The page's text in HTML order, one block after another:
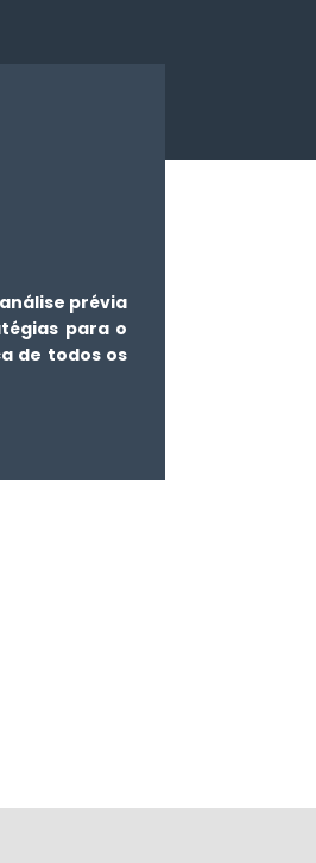
prévia
para o
de todos os